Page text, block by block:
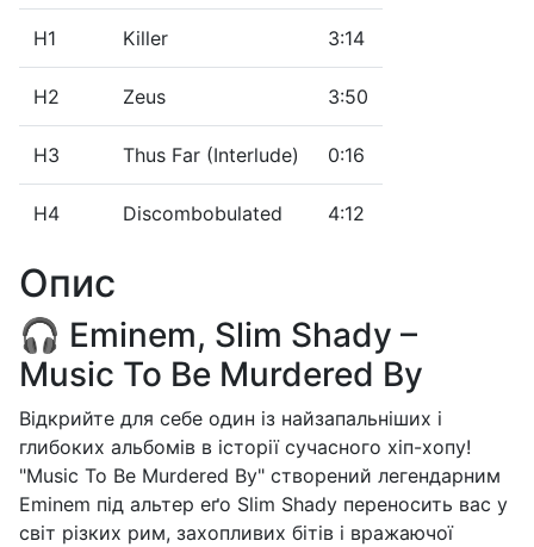
H1 Killer 3:14
H2 Zeus 3:50
H3 Thus Far (Interlude) 0:16
H4 Discombobulated 4:12
Опис
🎧 Eminem, Slim Shady –
Music To Be Murdered By
Відкрийте для себе один із найзапальніших і
глибоких альбомів в історії сучасного хіп-хопу!
"Music To Be Murdered By" створений легендарним
Eminem під альтер еґо Slim Shady переносить вас у
світ різких рим, захопливих бітів і вражаючої